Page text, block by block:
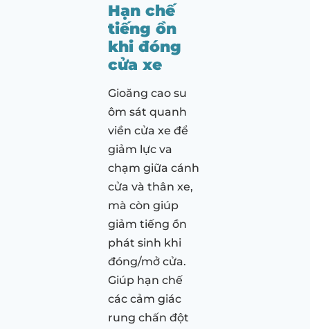
Hạn chế
tiếng ồn
khi đóng
cửa xe
Gioăng cao su
ôm sát quanh
viền cửa xe để
giảm lực va
chạm giữa cánh
cửa và thân xe,
mà còn giúp
giảm tiếng ồn
phát sinh khi
đóng/mở cửa.
Giúp hạn chế
các cảm giác
rung chấn đột